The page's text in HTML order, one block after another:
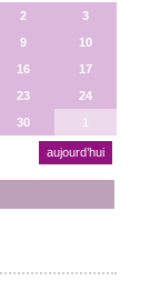
2
3
9
10
16
17
23
24
30 1
aujourd’hui